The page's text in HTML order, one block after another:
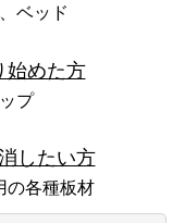
ベッド
始めた方
プ
したい方
の各種板材